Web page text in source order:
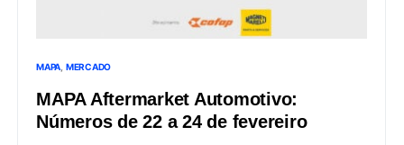
MAPA MERCADO
MAPA Aftermarket Automotivo:
Números de 22 a 24 de fevereiro